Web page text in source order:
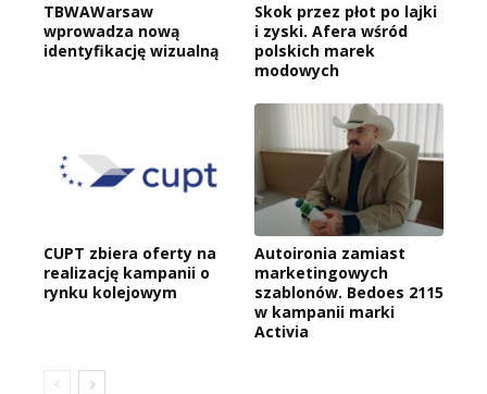
TBWAWarsaw
wprowadza nową
identyfikację wizualną
Skok przez płot po lajki
i zyski. Afera wśród
polskich marek
modowych
CUPT zbiera oferty na
realizację kampanii o
rynku kolejowym
Autoironia zamiast
marketingowych
szablonów. Bedoes 2115
w kampanii marki
Activia